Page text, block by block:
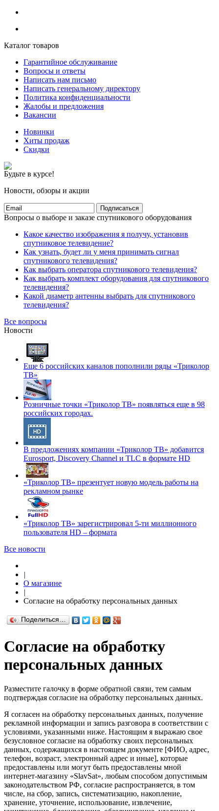
Каталог товаров
Гарантийное обслуживание
Вопросы и ответы
Написать нам письмо
Написать генеральному директору
Политика конфиденциальности
Жалобы и предложения
Вакансии
Новинки
Хиты продаж
Скидки
Будьте в курсе!
Новости, обзоры и акции
Подписаться
Вопросы о выборе и заказе спутникового оборудования
Какое качество изображения я получу, установив
спутниковое телевидение?
Как узнать, будет ли у меня принимать сигнал
спутникового телевидения?
Как выбрать оператора спутникового телевидения?
Как выбрать комплект оборудования для спутникового
телевидения?
Какой диаметр антенны выбрать для спутникового
телевидения?
Все вопросы
Новости
Еще 6 российских каналов пополнили ряды «Триколор
ТВ»
Розничные точки «Триколор ТВ» появляться еще в 98
российских городах.
В предложениях компании «Триколор ТВ» добавится
Eurosport, Discovery Channel и TLC в формате HD
«Триколор ТВ» презентует новую модель работы на
рекламном рынке
«Триколор ТВ» зарегистрировал 5-ти миллионного
пользователя HD – формата
Все новости
|
О магазине
|
Согласие на обработку персональных данных
Поделиться…
Согласие на обработку
персональных данных
Разместите галочку в форме обратной связи, тем самым
подтверждая согласие на обработку персональных данных.
Я согласен на обработку персональных данных, получение
рекламной информации и запись разговора в соответствии с
условиями, указанными ниже. Настоящим я выражаю свое
безусловное согласие на обработку своих персональных
данных, содержащихся в настоящем документе [ФИО, адрес,
телефон, возраст, электронный адрес и иные], которые
предоставлены или могут быть предоставлены мной
интернет-магазину «SlavSat», любым способом допустимым
законодательством РФ, согласие распространяется, в том
числе, на сбор, запись, систематизацию, накопление,
хранение, уточнение, использование, извлечение,